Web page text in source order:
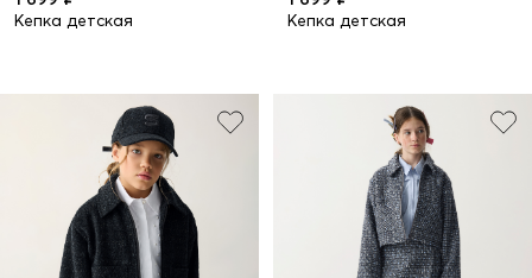
Кепка детская
Кепка детская